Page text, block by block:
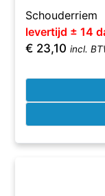
Schouderriem
levertijd ± 14
€ 23,10 incl.